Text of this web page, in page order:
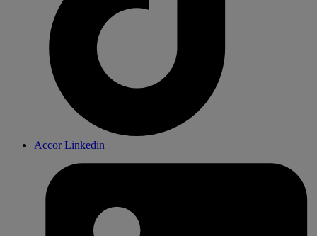
Accor Linkedin